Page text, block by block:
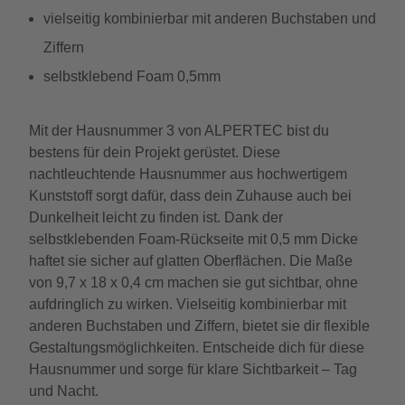
vielseitig kombinierbar mit anderen Buchstaben und
Ziffern
selbstklebend Foam 0,5mm
Mit der Hausnummer 3 von ALPERTEC bist du
bestens für dein Projekt gerüstet. Diese
nachtleuchtende Hausnummer aus hochwertigem
Kunststoff sorgt dafür, dass dein Zuhause auch bei
Dunkelheit leicht zu finden ist. Dank der
selbstklebenden Foam-Rückseite mit 0,5 mm Dicke
haftet sie sicher auf glatten Oberflächen. Die Maße
von 9,7 x 18 x 0,4 cm machen sie gut sichtbar, ohne
aufdringlich zu wirken. Vielseitig kombinierbar mit
anderen Buchstaben und Ziffern, bietet sie dir flexible
Gestaltungsmöglichkeiten. Entscheide dich für diese
Hausnummer und sorge für klare Sichtbarkeit – Tag
und Nacht.